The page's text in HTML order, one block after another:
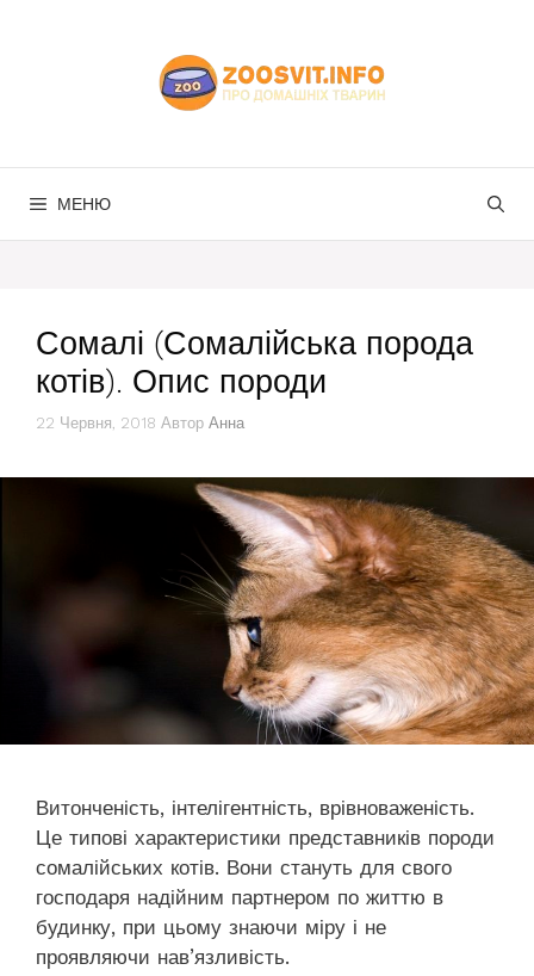
МЕНЮ
Сомалі (Сомалійська порода
котів). Опис породи
22 Червня, 2018 Автор Анна
Витонченість, інтелігентність, врівноваженість.
Це типові характеристики представників породи
сомалійських котів. Вони стануть для свого
господаря надійним партнером по життю в
будинку, при цьому знаючи міру і не
проявляючи нав’язливість.